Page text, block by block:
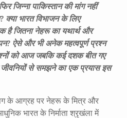
जिन्ना पाकिस्तान की मांग नहीं
क्या भारत विभाजन के लिए
है जितना नेहरू का यथार्थ और
ऐसे और भी अनेक महत्वपूर्ण प्रश्न
को आज जबकि कई दशक बीत गए
से समझने का एक प्रयास इस
के आग्रह पर नेहरू के मित्र और
भारत के निर्माता श्रृखंला में